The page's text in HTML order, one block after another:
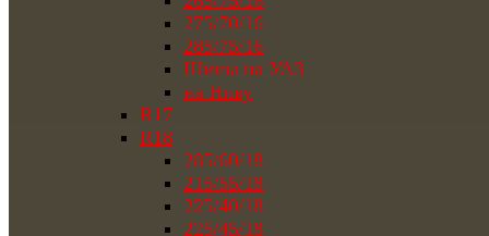
275/70/16
285/75/16
Шины на УАЗ
на Ниву
R17
R18
285/60/18
215/55/18
225/40/18
225/45/18